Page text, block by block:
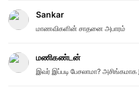
Sankar
மாணவிகளின் சாதனை அபாரம்
மணிகண்டன்
இவர் இப்படி பேசலாமா?